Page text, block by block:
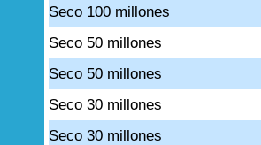
Seco 100 millones
Seco 50 millones
Seco 50 millones
Seco 30 millones
Seco 30 millones